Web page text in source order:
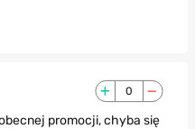
0
promocji, chyba się